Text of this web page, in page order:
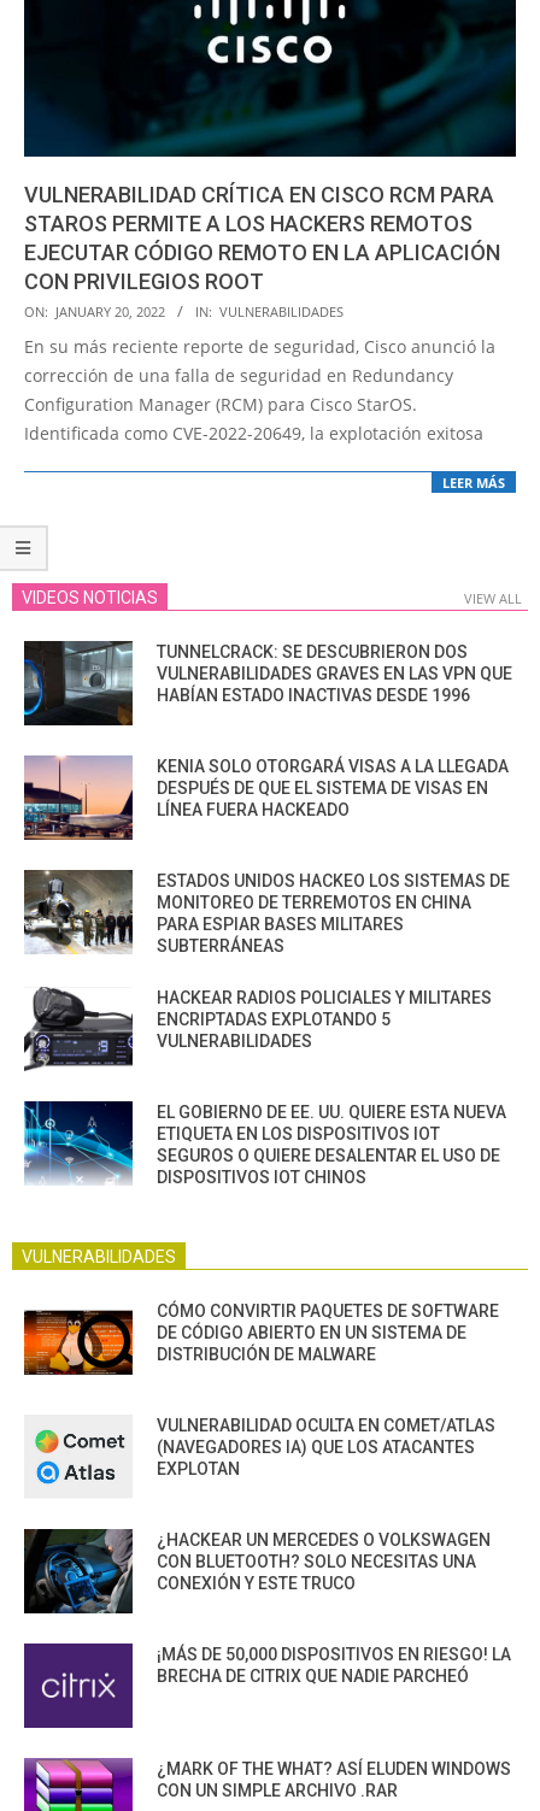
VULNERABILIDAD CRÍTICA EN CISCO RCM PARA
STAROS PERMITE A LOS HACKERS REMOTOS
EJECUTAR CÓDIGO REMOTO EN LA APLICACIÓN
CON PRIVILEGIOS ROOT
2022-
01-
ON: JANUARY 20, 2022 IN: VULNERABILIDADES
En su más reciente reporte de seguridad, Cisco anunció la
corrección de una falla de seguridad en Redundancy
Configuration Manager (RCM) para Cisco StarOS.
Identificada como CVE-2022-20649, la explotación exitosa
LEER MÁS
VIDEOS NOTICIAS VIEW ALL
TUNNELCRACK: SE DESCUBRIERON DOS
VULNERABILIDADES GRAVES EN LAS VPN QUE
HABÍAN ESTADO INACTIVAS DESDE 1996
KENIA SOLO OTORGARÁ VISAS A LA LLEGADA
DESPUÉS DE QUE EL SISTEMA DE VISAS EN
LÍNEA FUERA HACKEADO
ESTADOS UNIDOS HACKEO LOS SISTEMAS DE
MONITOREO DE TERREMOTOS EN CHINA
PARA ESPIAR BASES MILITARES
SUBTERRÁNEAS
HACKEAR RADIOS POLICIALES Y MILITARES
ENCRIPTADAS EXPLOTANDO 5
VULNERABILIDADES
EL GOBIERNO DE EE. UU. QUIERE ESTA NUEVA
ETIQUETA EN LOS DISPOSITIVOS IOT
SEGUROS O QUIERE DESALENTAR EL USO DE
DISPOSITIVOS IOT CHINOS
VULNERABILIDADES
CÓMO CONVIRTIR PAQUETES DE SOFTWARE
DE CÓDIGO ABIERTO EN UN SISTEMA DE
DISTRIBUCIÓN DE MALWARE
VULNERABILIDAD OCULTA EN COMET/ATLAS
(NAVEGADORES IA) QUE LOS ATACANTES
EXPLOTAN
¿HACKEAR UN MERCEDES O VOLKSWAGEN
CON BLUETOOTH? SOLO NECESITAS UNA
CONEXIÓN Y ESTE TRUCO
¡MÁS DE 50,000 DISPOSITIVOS EN RIESGO! LA
BRECHA DE CITRIX QUE NADIE PARCHEÓ
¿MARK OF THE WHAT? ASÍ ELUDEN WINDOWS
CON UN SIMPLE ARCHIVO .RAR